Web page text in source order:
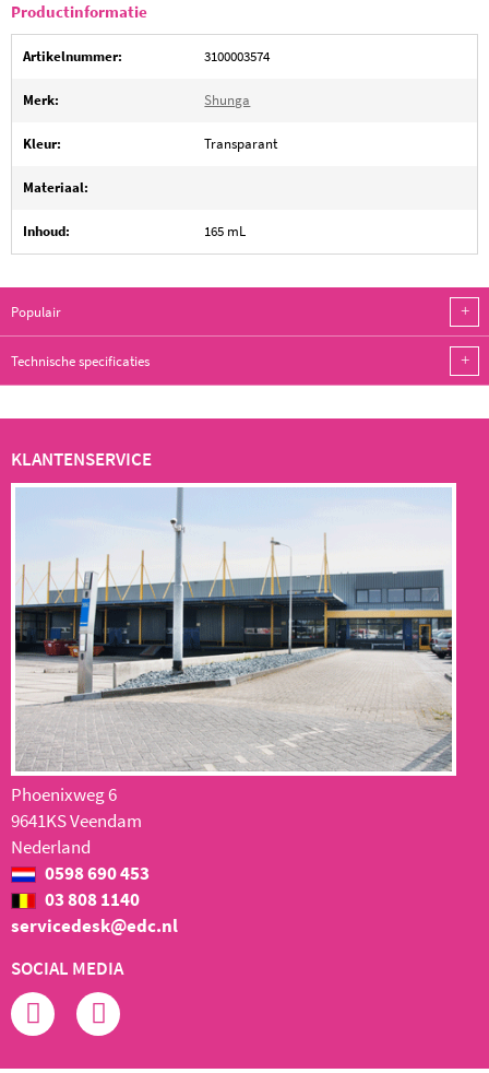
Productinformatie
Artikelnummer: 3100003574
Merk: Shunga
Kleur: Transparant
Materiaal:
Inhoud: 165 mL
Populair +
Technische specificaties +
KLANTENSERVICE
Phoenixweg 6
9641KS Veendam
Nederland
0598 690 453
03 808 1140
servicedesk@edc.nl
SOCIAL MEDIA